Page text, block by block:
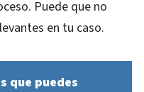
Puede que no
en tu caso.
que puedes